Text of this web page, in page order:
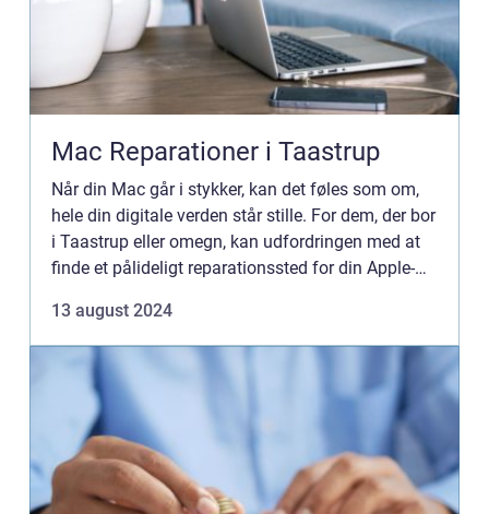
Mac Reparationer i Taastrup
Når din Mac går i stykker, kan det føles som om,
hele din digitale verden står stille. For dem, der bor
i Taastrup eller omegn, kan udfordringen med at
finde et pålideligt reparationssted for din Apple-
13 august 2024